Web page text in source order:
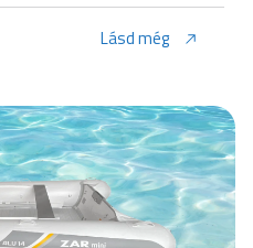
Lásd még